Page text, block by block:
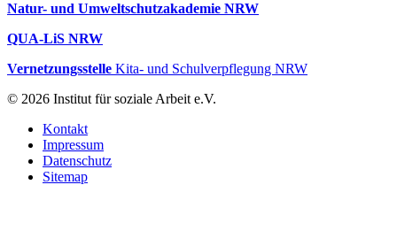
Natur- und Umweltschutzakademie NRW
QUA-LiS NRW
Vernetzungsstelle Kita- und Schulverpflegung NRW
© 2026 Institut für soziale Arbeit e.V.
Kontakt
Impressum
Datenschutz
Sitemap